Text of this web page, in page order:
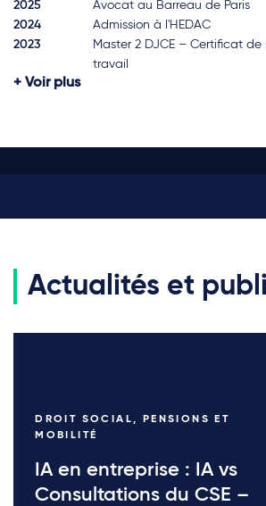
2025
Avocat au Barreau de Paris
2024
Admission à l'HEDAC
2023
Master 2 DJCE – Certificat
travail
Voir plus
Actualités et
DROIT SOCIAL, PENSIONS ET
MOBILITÉ
IA en entreprise : IA vs
Consultations du CSE –